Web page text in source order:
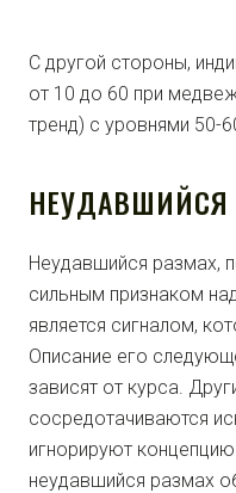
С другой стороны,
от 10 до 60 при
тренд) с уровнями 50-
НЕУДАВШИЙСЯ
Неудавшийся размах,
сильным признаком
является сигналом,
Описание его
зависят от курса.
сосредотачиваются
игнорируют
неудавшийся размах